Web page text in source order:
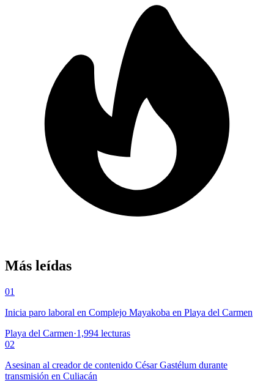
Más leídas
01
Inicia paro laboral en Complejo Mayakoba en Playa del Carmen
Playa del Carmen·1,994 lecturas
02
Asesinan al creador de contenido César Gastélum durante
transmisión en Culiacán